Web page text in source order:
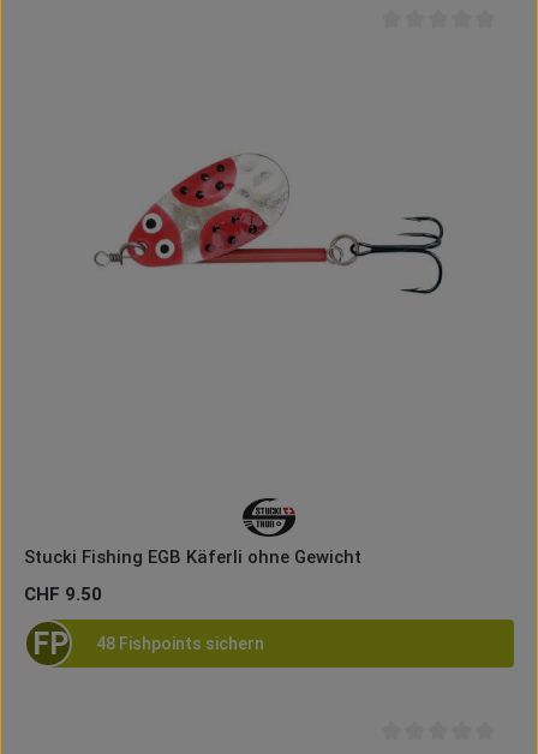
Stucki Fishing EGB Käferli ohne Gewicht
Regulärer Preis:
CHF 9.50
FP 48 Fishpoints sichern